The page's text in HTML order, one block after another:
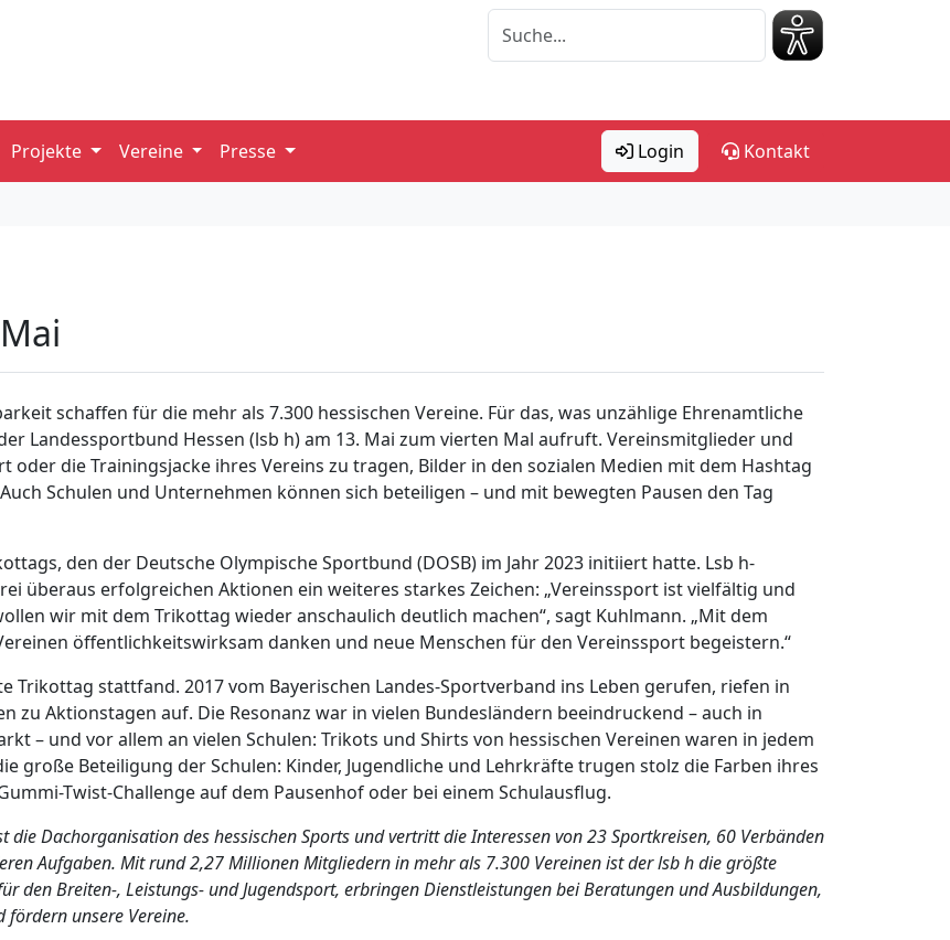
Projekte Vereine Presse Login Kontakt
schaffen für die mehr als 7.300 hessischen Vereine. Für das, was unzählige Ehrenamtliche
Landessportbund Hessen (lsb h) am 13. Mai zum vierten Mal aufruft. Vereinsmitglieder und
oder die Trainingsjacke ihres Vereins zu tragen, Bilder in den sozialen Medien mit dem Hashtag
Schulen und Unternehmen können sich beteiligen – und mit bewegten Pausen den Tag
den der Deutsche Olympische Sportbund (DOSB) im Jahr 2023 initiiert hatte. Lsb h-
überaus erfolgreichen Aktionen ein weiteres starkes Zeichen: „Vereinssport ist vielfältig und
wir mit dem Trikottag wieder anschaulich deutlich machen“, sagt Kuhlmann. „Mit dem
öffentlichkeitswirksam danken und neue Menschen für den Vereinssport begeistern.“
Trikottag stattfand. 2017 vom Bayerischen Landes-Sportverband ins Leben gerufen, riefen in
zu Aktionstagen auf. Die Resonanz war in vielen Bundesländern beeindruckend – auch in
– und vor allem an vielen Schulen: Trikots und Shirts von hessischen Vereinen waren in jedem
große Beteiligung der Schulen: Kinder, Jugendliche und Lehrkräfte trugen stolz die Farben ihres
Twist-Challenge auf dem Pausenhof oder bei einem Schulausflug.
die Dachorganisation des hessischen Sports und vertritt die Interessen von 23 Sportkreisen, 60 Verbänden
Aufgaben. Mit rund 2,27 Millionen Mitgliedern in mehr als 7.300 Vereinen ist der lsb h die größte
den Breiten-, Leistungs- und Jugendsport, erbringen Dienstleistungen bei Beratungen und Ausbildungen,
fördern unsere Vereine.